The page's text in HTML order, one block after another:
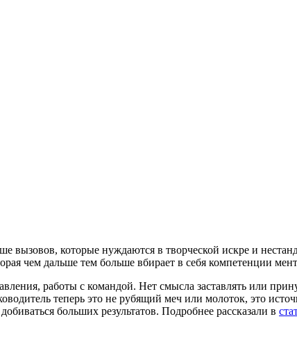
вызовов, которые нуждаются в творческой искре и
чем дальше тем больше вбирает в себя компетенции
работы с командой. Нет смысла заставлять или
теперь это не рубящий меч или молоток, это
больших результатов. Подробнее рассказали в